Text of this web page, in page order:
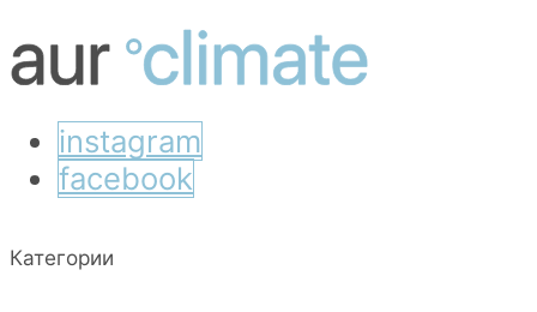
instagram
facebook
Категории